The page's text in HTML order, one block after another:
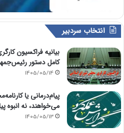
انتخاب سردبیر
بیانیه فراکسیون
کامل دستور
1405/05/14
پیام‌درمانی یا
می‌خواهند، نه انبوه
1405/05/13